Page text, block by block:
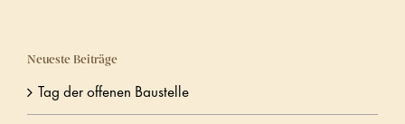
Neueste Beiträge
Tag der offenen Baustelle